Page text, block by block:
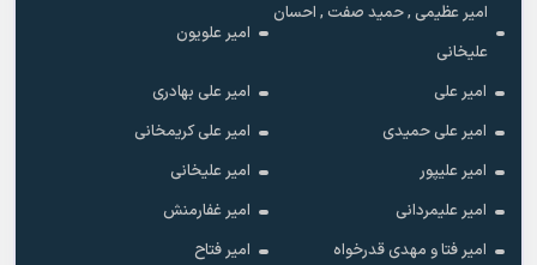
امیر عظیمی , حمید صفت , احسان
علیخانی
امیر علویون
امیر علی
امیر علی بهادری
امیر علی حمیدی
امیر علی کریمخانی
امیر علیپور
امیر علیخانی
امیر علیمردانی
امیر غفارمنش
امیر فتا و مهدی قدرخواه
امیر فتاح